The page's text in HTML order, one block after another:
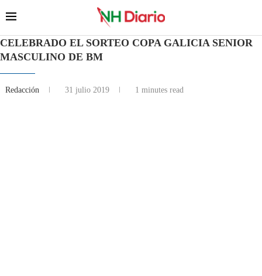
CELEBRADO EL SORTEO COPA GALICIA SENIOR
MASCULINO DE BM
Redacción 31 julio 2019 1 minutes read